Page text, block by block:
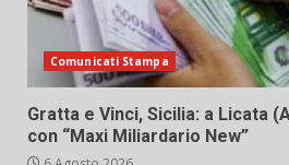
Comunicati Stampa
Gratta e Vinci, Sicilia: a Licata
con “Maxi Miliardario New”